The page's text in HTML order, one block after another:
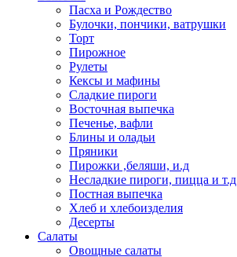
Пасха и Рождество
Булочки, пончики, ватрушки
Торт
Пирожное
Рулеты
Кексы и мафины
Сладкие пироги
Восточная выпечка
Печенье, вафли
Блины и оладьи
Пряники
Пирожки ,беляши, и.д
Несладкие пироги, пицца и т.д
Постная выпечка
Хлеб и хлебоизделия
Десерты
Салаты
Овощные салаты